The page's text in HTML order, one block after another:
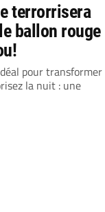
terrorrisera
ballon rouge
pour transformer
la nuit : une